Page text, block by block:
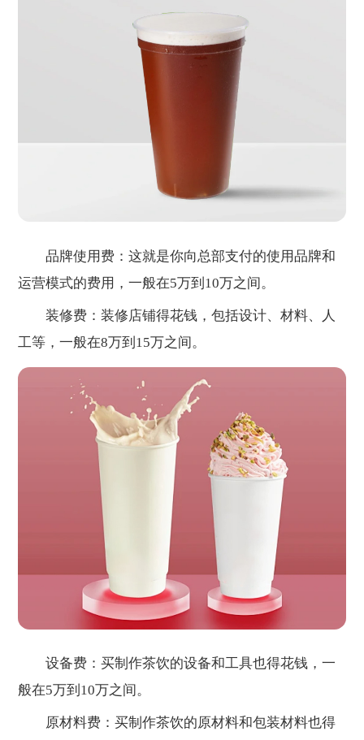
品牌使用费：这就是你向总部支付的使用品牌和
运营模式的费用，一般在5万到10万之间。
装修费：装修店铺得花钱，包括设计、材料、人
工等，一般在8万到15万之间。
设备费：买制作茶饮的设备和工具也得花钱，一
般在5万到10万之间。
原材料费：买制作茶饮的原材料和包装材料也得